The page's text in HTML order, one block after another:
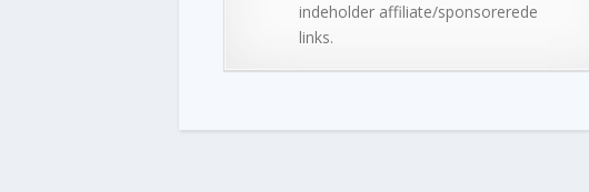
indeholder affiliate/sponsorerede
links.